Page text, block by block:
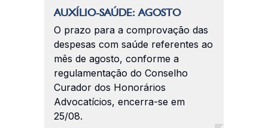
AUXÍLIO-SAÚDE: AGOSTO
O prazo para a comprovação das
despesas com saúde referentes ao
mês de agosto, conforme a
regulamentação do Conselho
Curador dos Honorários
Advocatícios, encerra-se em
25/08.